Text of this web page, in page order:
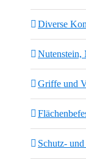
Diverse
Nutenstein,
Griffe und
Schutz-